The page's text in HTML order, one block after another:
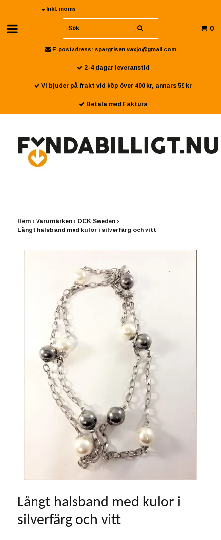
Inkl. moms
0
E-postadress: spargrisen.vaxjo@gmail.com
2-4 dagar leveranstid
Vi bjuder på frakt vid köp över 400 kr, annars 59 kr
Betala med Faktura
Hem › Varumärken › OCK Sweden ›
Långt halsband med kulor i silverfärg och vitt
Långt halsband med kulor i
silverfärg och vitt